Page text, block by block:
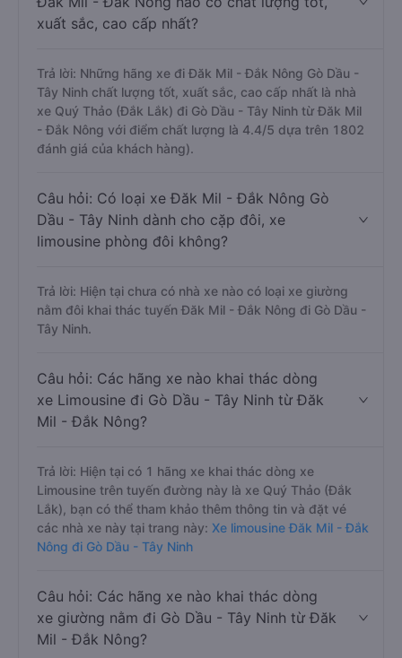
xuất sắc, cao cấp nhất?
Trả lời: Những hãng xe đi Đăk Mil - Đắk Nông Gò Dầu -
Tây Ninh chất lượng tốt, xuất sắc, cao cấp nhất là nhà
xe Quý Thảo (Đắk Lắk) đi Gò Dầu - Tây Ninh từ Đăk Mil
- Đắk Nông với điểm chất lượng là 4.4/5 dựa trên 1802
đánh giá của khách hàng).
Câu hỏi: Có loại xe Đăk Mil - Đắk Nông Gò
Dầu - Tây Ninh dành cho cặp đôi, xe
limousine phòng đôi không?
Trả lời: Hiện tại chưa có nhà xe nào có loại xe giường
nằm đôi khai thác tuyến Đăk Mil - Đắk Nông đi Gò Dầu -
Tây Ninh.
Câu hỏi: Các hãng xe nào khai thác dòng
xe Limousine đi Gò Dầu - Tây Ninh từ Đăk
Mil - Đắk Nông?
Trả lời: Hiện tại có 1 hãng xe khai thác dòng xe
Limousine trên tuyến đường này là xe Quý Thảo (Đắk
Lắk), bạn có thể tham khảo thêm thông tin và đặt vé
các nhà xe này tại trang này: Xe limousine Đăk Mil - Đắk
Nông đi Gò Dầu - Tây Ninh
Câu hỏi: Các hãng xe nào khai thác dòng
xe giường nằm đi Gò Dầu - Tây Ninh từ Đăk
Mil - Đắk Nông?